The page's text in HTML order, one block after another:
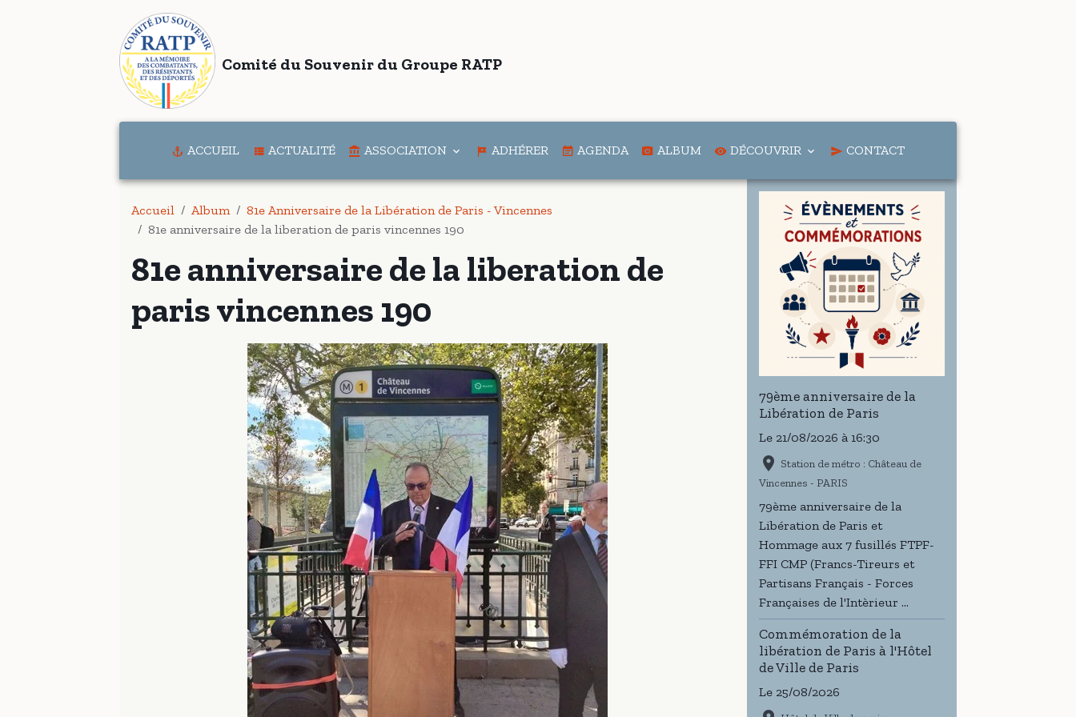
Comité du Souvenir du Groupe RATP
ACCUEIL ACTUALITÉ ASSOCIATION ADHÉRER AGENDA ALBUM DÉCOUVRIR CONTACT
Accueil Album
81e Anniversaire de la Libération de Paris - Vincennes
81e anniversaire de la liberation de paris vincennes 190
81e anniversaire de la liberation de
paris vincennes 190
79ème anniversaire de la
Libération de Paris
Le 21/08/2026 à 16:30
Station de métro : Château de
Vincennes - PARIS
79ème anniversaire de la
Libération de Paris et
Hommage aux 7 fusillés FTPF-
FFI CMP (Francs-Tireurs et
Partisans Français - Forces
Françaises de l'Intèrieur ...
Commémoration de la
libération de Paris à l'Hôtel
de Ville de Paris
Le 25/08/2026